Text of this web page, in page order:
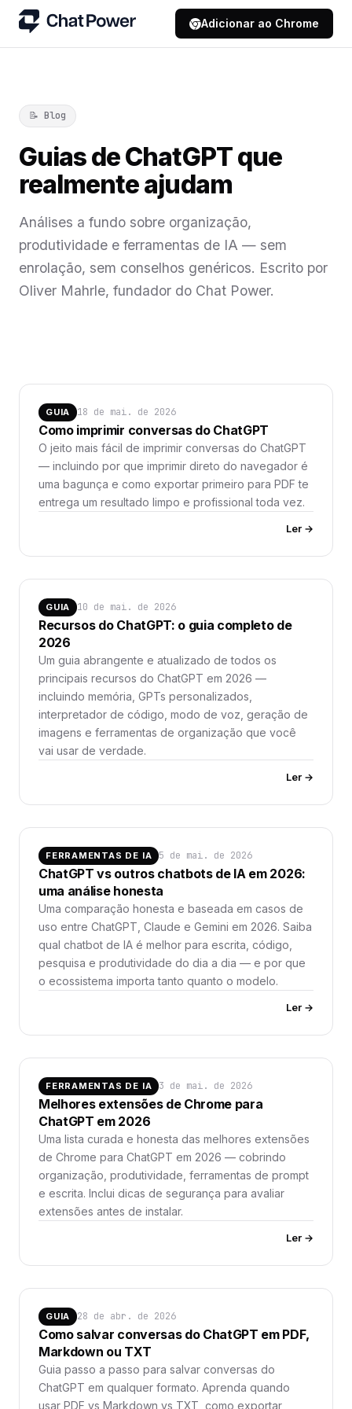
Adicionar ao Chrome
📝 Blog
Guias de ChatGPT que
realmente ajudam
Análises a fundo sobre organização,
produtividade e ferramentas de IA — sem
enrolação, sem conselhos genéricos. Escrito por
Oliver Mahrle, fundador do Chat Power.
GUIA 18 de mai. de 2026
Como imprimir conversas do ChatGPT
O jeito mais fácil de imprimir conversas do ChatGPT
— incluindo por que imprimir direto do navegador é
uma bagunça e como exportar primeiro para PDF te
entrega um resultado limpo e profissional toda vez.
Ler →
GUIA 10 de mai. de 2026
Recursos do ChatGPT: o guia completo de
2026
Um guia abrangente e atualizado de todos os
principais recursos do ChatGPT em 2026 —
incluindo memória, GPTs personalizados,
interpretador de código, modo de voz, geração de
imagens e ferramentas de organização que você
vai usar de verdade.
Ler →
FERRAMENTAS DE IA 5 de mai. de 2026
ChatGPT vs outros chatbots de IA em 2026:
uma análise honesta
Uma comparação honesta e baseada em casos de
uso entre ChatGPT, Claude e Gemini em 2026. Saiba
qual chatbot de IA é melhor para escrita, código,
pesquisa e produtividade do dia a dia — e por que
o ecossistema importa tanto quanto o modelo.
Ler →
FERRAMENTAS DE IA 3 de mai. de 2026
Melhores extensões de Chrome para
ChatGPT em 2026
Uma lista curada e honesta das melhores extensões
de Chrome para ChatGPT em 2026 — cobrindo
organização, produtividade, ferramentas de prompt
e escrita. Inclui dicas de segurança para avaliar
extensões antes de instalar.
Ler →
GUIA 28 de abr. de 2026
Como salvar conversas do ChatGPT em PDF,
Markdown ou TXT
Guia passo a passo para salvar conversas do
ChatGPT em qualquer formato. Aprenda quando
usar PDF vs Markdown vs TXT, como exportar